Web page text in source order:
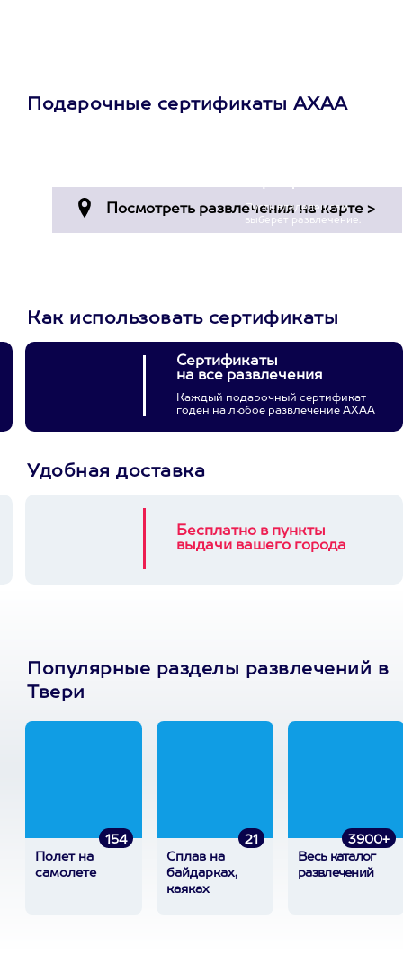
Подарочные сертификаты АХАА
Пусть владелец сам
выберет развлечение.
Как использовать сертификаты
Сертификаты
на все развлечения
Каждый подарочный сертификат
годен на любое развлечение АХАА
Удобная доставка
Бесплатно в пункты
выдачи вашего города
Популярные разделы развлечений в
Твери
154
Полет на
самолете
21
Сплав на
байдарках,
каяках
3900+
Весь каталог
развлечений